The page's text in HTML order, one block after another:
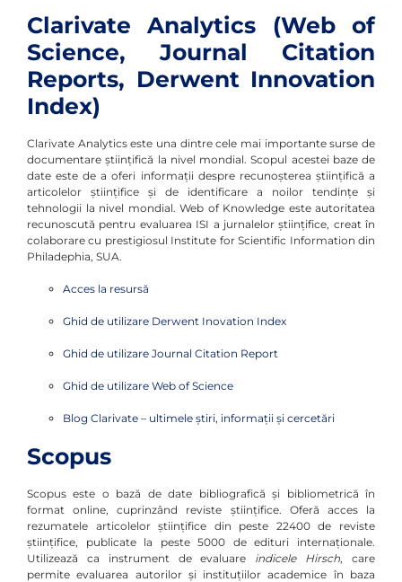
Clarivate Analytics (Web of
Science, Journal Citation
Reports, Derwent Innovation
Index)
Clarivate Analytics este una dintre cele mai importante surse de
documentare ştiinţifică la nivel mondial. Scopul acestei baze de
date este de a oferi informaţii despre recunoşterea ştiinţifică a
articolelor ştiinţifice şi de identificare a noilor tendinţe şi
tehnologii la nivel mondial. Web of Knowledge este autoritatea
recunoscută pentru evaluarea ISI a jurnalelor ştiinţifice, creat în
colaborare cu prestigiosul Institute for Scientific Information din
Philadephia, SUA.
Acces la resursă
Ghid de utilizare Derwent Inovation Index
Ghid de utilizare Journal Citation Report
Ghid de utilizare Web of Science
Blog Clarivate – ultimele știri, informații și cercetări
Scopus
Scopus este o bază de date bibliografică şi bibliometrică în
format online, cuprinzând reviste ştiinţifice. Oferă acces la
rezumatele articolelor ştiinţifice din peste 22400 de reviste
ştiinţifice, publicate la peste 5000 de edituri internaţionale.
Utilizează ca instrument de evaluare indicele Hirsch, care
permite evaluarea autorilor şi instituţiilor academice în baza